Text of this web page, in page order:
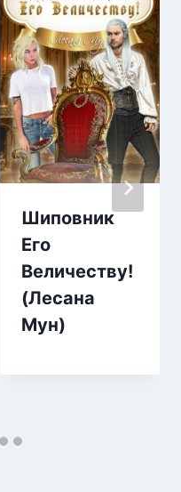
Шиповник
Его
Величеству!
(Лесана
Мун)